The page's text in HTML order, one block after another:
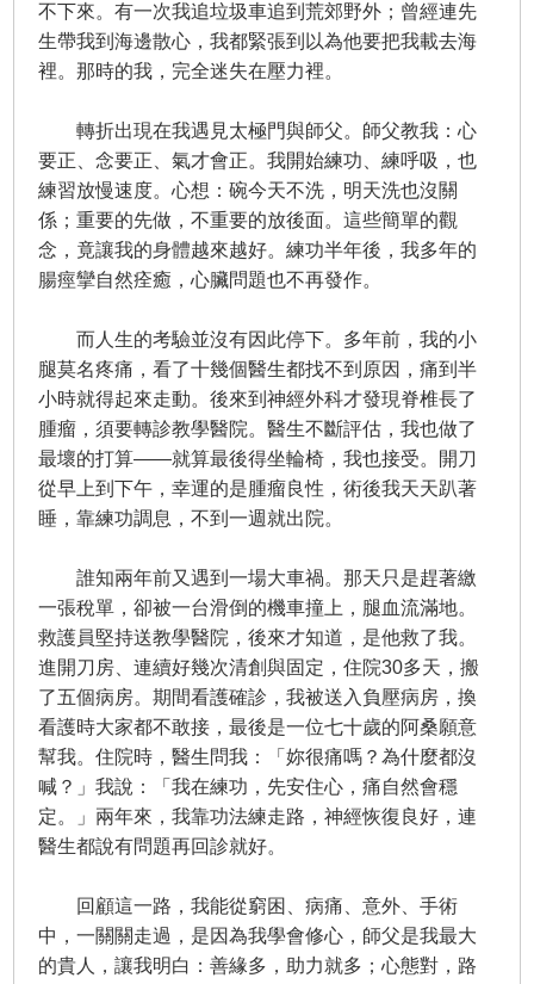
不下來。有一次我追垃圾車追到荒郊野外；曾經連先
生帶我到海邊散心，我都緊張到以為他要把我載去海
裡。那時的我，完全迷失在壓力裡。
轉折出現在我遇見太極門與師父。師父教我：心
要正、念要正、氣才會正。我開始練功、練呼吸，也
練習放慢速度。心想：碗今天不洗，明天洗也沒關
係；重要的先做，不重要的放後面。這些簡單的觀
念，竟讓我的身體越來越好。練功半年後，我多年的
腸痙攣自然痊癒，心臟問題也不再發作。
而人生的考驗並沒有因此停下。多年前，我的小
腿莫名疼痛，看了十幾個醫生都找不到原因，痛到半
小時就得起來走動。後來到神經外科才發現脊椎長了
腫瘤，須要轉診教學醫院。醫生不斷評估，我也做了
最壞的打算——就算最後得坐輪椅，我也接受。開刀
從早上到下午，幸運的是腫瘤良性，術後我天天趴著
睡，靠練功調息，不到一週就出院。
誰知兩年前又遇到一場大車禍。那天只是趕著繳
一張稅單，卻被一台滑倒的機車撞上，腿血流滿地。
救護員堅持送教學醫院，後來才知道，是他救了我。
進開刀房、連續好幾次清創與固定，住院30多天，搬
了五個病房。期間看護確診，我被送入負壓病房，換
看護時大家都不敢接，最後是一位七十歲的阿桑願意
幫我。住院時，醫生問我：「妳很痛嗎？為什麼都沒
喊？」我說：「我在練功，先安住心，痛自然會穩
定。」兩年來，我靠功法練走路，神經恢復良好，連
醫生都說有問題再回診就好。
回顧這一路，我能從窮困、病痛、意外、手術
中，一關關走過，是因為我學會修心，師父是我最大
的貴人，讓我明白：善緣多，助力就多；心態對，路